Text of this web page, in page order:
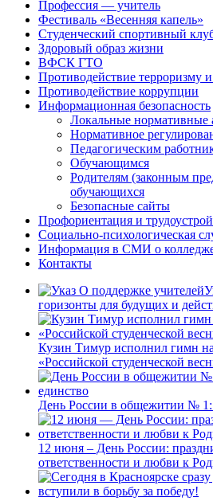
Профессия — учитель
Фестиваль «Весенняя капель»
Студенческий спортивный
Здоровый образ жизни
ВФСК ГТО
Противодействие терроризму
Противодействие коррупции
Информационная безопасность
Локальные нормативные
Нормативное
Педагогическим
Обучающимся
Родителям (законным
обучающихся
Безопасные сайты
Профориентация и
Социально-психологическая
Информация в СМИ о
Контакты
горизонты для будущих и
Кузин Тимур исполнил гимн
«Российской студенческой
День России в общежитии № 1:
12 июня – День России:
ответственности и любви к